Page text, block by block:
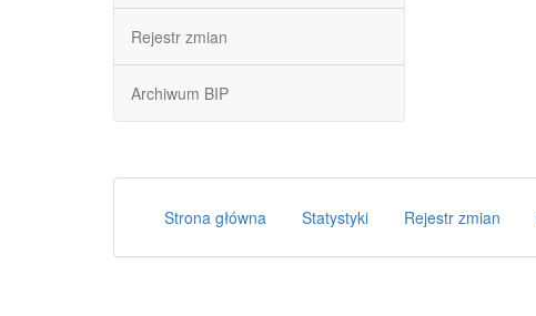
Rejestr zmian
Archiwum BIP
Strona główna Statystyki Rejestr zmian